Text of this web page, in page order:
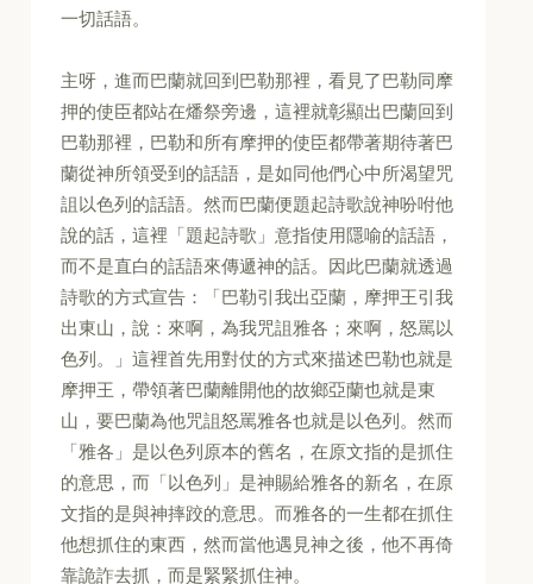
一切話語。
主呀，進而巴蘭就回到巴勒那裡，看見了巴勒同摩
押的使臣都站在燔祭旁邊，這裡就彰顯出巴蘭回到
巴勒那裡，巴勒和所有摩押的使臣都帶著期待著巴
蘭從神所領受到的話語，是如同他們心中所渴望咒
詛以色列的話語。然而巴蘭便題起詩歌說神吩咐他
說的話，這裡「題起詩歌」意指使用隱喻的話語，
而不是直白的話語來傳遞神的話。因此巴蘭就透過
詩歌的方式宣告：「巴勒引我出亞蘭，摩押王引我
出東山，說：來啊，為我咒詛雅各；來啊，怒駡以
色列。」這裡首先用對仗的方式來描述巴勒也就是
摩押王，帶領著巴蘭離開他的故鄉亞蘭也就是東
山，要巴蘭為他咒詛怒罵雅各也就是以色列。然而
「雅各」是以色列原本的舊名，在原文指的是抓住
的意思，而「以色列」是神賜給雅各的新名，在原
文指的是與神摔跤的意思。而雅各的一生都在抓住
他想抓住的東西，然而當他遇見神之後，他不再倚
靠詭詐去抓，而是緊緊抓住神。